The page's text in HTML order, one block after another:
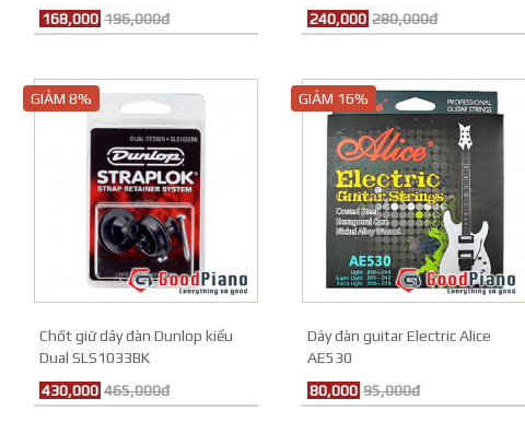
168,000 196,000đ
240,000 280,000đ
GIẢM 8%
Chốt giữ dây đàn Dunlop kiểu
Dual SLS1033BK
430,000 465,000đ
GIẢM 16%
Dây đàn guitar Electric Alice
AE530
80,000 95,000đ